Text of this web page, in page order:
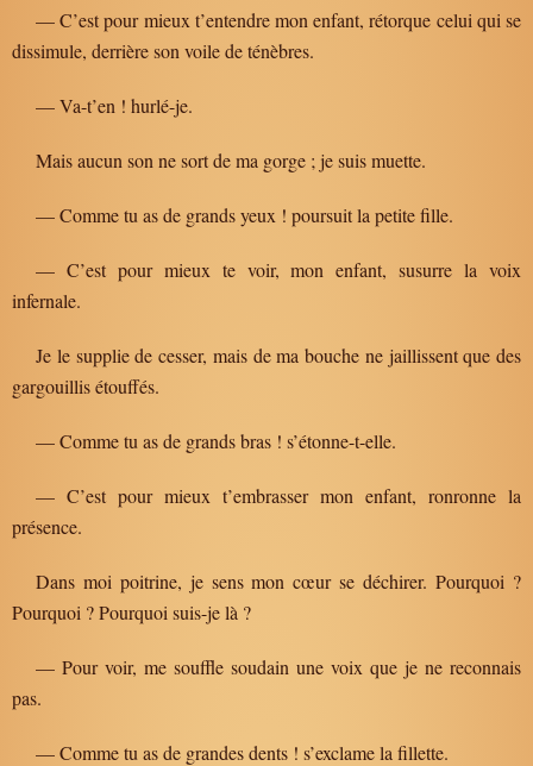
— C’est pour mieux t’entendre mon enfant, rétorque celui qui se
dissimule, derrière son voile de ténèbres.
— Va-t’en ! hurlé-je.
Mais aucun son ne sort de ma gorge ; je suis muette.
— Comme tu as de grands yeux ! poursuit la petite fille.
— C’est pour mieux te voir, mon enfant, susurre la voix
infernale.
Je le supplie de cesser, mais de ma bouche ne jaillissent que des
gargouillis étouffés.
— Comme tu as de grands bras ! s’étonne-t-elle.
— C’est pour mieux t’embrasser mon enfant, ronronne la
présence.
Dans moi poitrine, je sens mon cœur se déchirer. Pourquoi ?
Pourquoi ? Pourquoi suis-je là ?
— Pour voir, me souffle soudain une voix que je ne reconnais
pas.
— Comme tu as de grandes dents ! s’exclame la fillette.